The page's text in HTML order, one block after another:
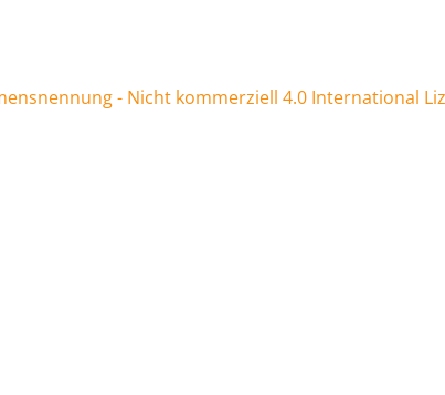
- Nicht kommerziell 4.0 International